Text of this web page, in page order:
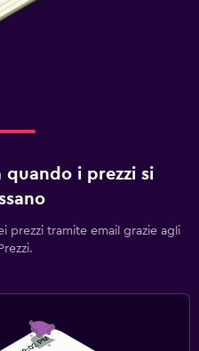
quando i prezzi si
prezzi tramite email grazie agli